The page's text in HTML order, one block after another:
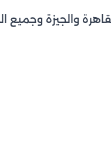
والجيزة وجميع